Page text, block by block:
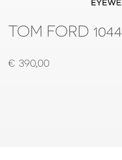
TOM FORD 1044
€ 390,00